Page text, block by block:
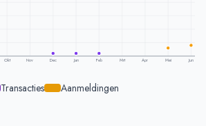
Okt Nov Dec Jan Feb Mrt Apr Mei Jun
Transacties Aanmeldingen